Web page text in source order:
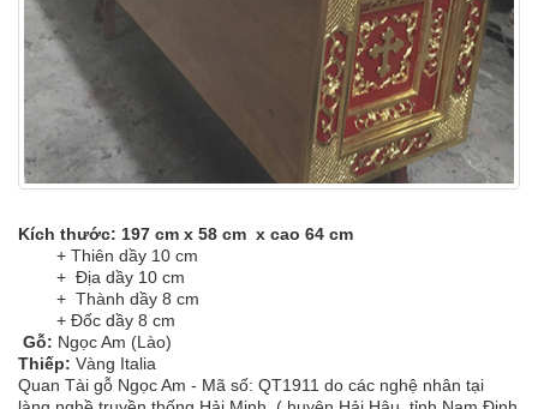
Kích thước: 197 cm x 58 cm x cao 64 cm
+ Thiên dầy 10 cm
+ Địa dầy 10 cm
+ Thành dầy 8 cm
+ Đốc dầy 8 cm
Gỗ: Ngọc Am (Lào)
Thiếp: Vàng Italia
Quan Tài gỗ Ngọc Am - Mã số: QT1911 do các nghệ nhân tại